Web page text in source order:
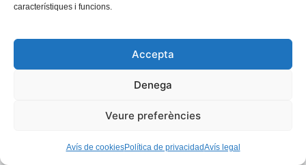
característiques i funcions.
Accepta
Denega
Veure preferències
Avís de cookiesPolítica de privacidadAvís legal